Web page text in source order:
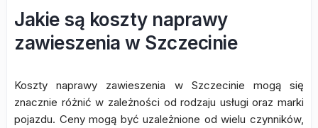
Jakie są koszty naprawy
zawieszenia w Szczecinie
Koszty naprawy zawieszenia w Szczecinie mogą się
znacznie różnić w zależności od rodzaju usługi oraz marki
pojazdu. Ceny mogą być uzależnione od wielu czynników,